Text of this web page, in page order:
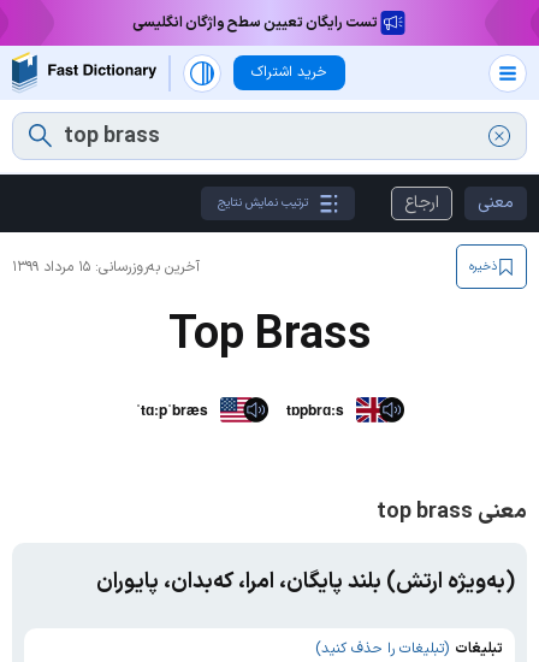
تست رایگان تعیین سطح واژگان انگلیسی
خرید اشتراک
معنی ارجاع ترتیب نمایش نتایج
آخرین به‌روزرسانی: ۱۵ مرداد ۱۳۹۹ ذخیره
Top Brass
ˈtɑːpˈbræs tɒpbrɑːs
معنی top brass
(به‌ویژه ارتش) بلند پایگان، امرا، که‌بدان، پایوران
تبلیغات (تبلیغات را حذف کنید)